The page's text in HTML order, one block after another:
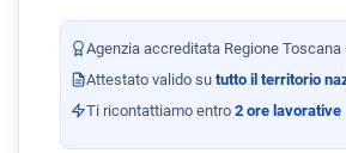
Agenzia accreditata Regione
Attestato valido su tutto il territorio
Ti ricontattiamo entro 2 ore lavorative